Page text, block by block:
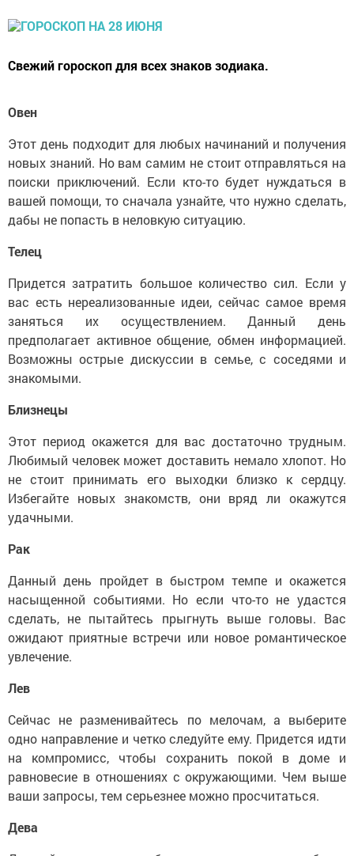
Свежий гороскоп для всех знаков зодиака.
Овен
Этот день подходит для любых начинаний и получения
новых знаний. Но вам самим не стоит отправляться на
поиски приключений. Если кто-то будет нуждаться в
вашей помощи, то сначала узнайте, что нужно сделать,
дабы не попасть в неловкую ситуацию.
Телец
Придется затратить большое количество сил. Если у
вас есть нереализованные идеи, сейчас самое время
заняться их осуществлением. Данный день
предполагает активное общение, обмен информацией.
Возможны острые дискуссии в семье, с соседями и
знакомыми.
Близнецы
Этот период окажется для вас достаточно трудным.
Любимый человек может доставить немало хлопот. Но
не стоит принимать его выходки близко к сердцу.
Избегайте новых знакомств, они вряд ли окажутся
удачными.
Рак
Данный день пройдет в быстром темпе и окажется
насыщенной событиями. Но если что-то не удастся
сделать, не пытайтесь прыгнуть выше головы. Вас
ожидают приятные встречи или новое романтическое
увлечение.
Лев
Сейчас не разменивайтесь по мелочам, а выберите
одно направление и четко следуйте ему. Придется идти
на компромисс, чтобы сохранить покой в доме и
равновесие в отношениях с окружающими. Чем выше
ваши запросы, тем серьезнее можно просчитаться.
Дева